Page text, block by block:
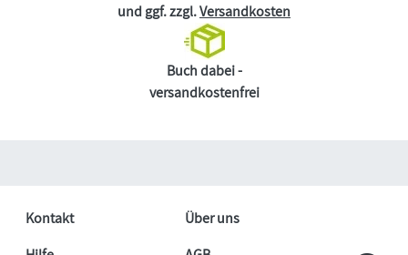
und ggf. zzgl.Versandkosten
Buch dabei -
versandkostenfrei
Kontakt
Über uns